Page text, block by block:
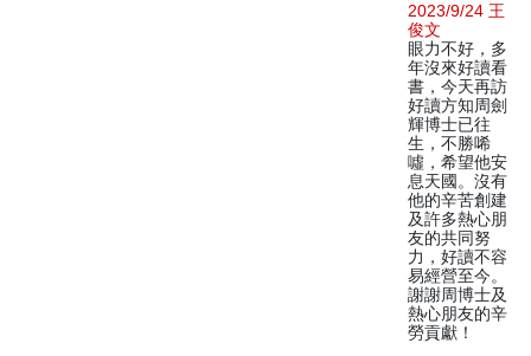
2023/9/24 王
俊文
眼力不好，多
年沒來好讀看
書，今天再訪
好讀方知周劍
輝博士已往
生，不勝唏
噓，希望他安
息天國。沒有
他的辛苦創建
及許多熱心朋
友的共同努
力，好讀不容
易經營至今。
謝謝周博士及
熱心朋友的辛
勞貢獻！